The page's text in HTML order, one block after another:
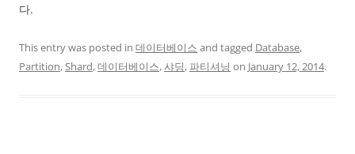
다.
This entry was posted in 데이터베이스 and tagged Database,
Partition,Shard,데이터베이스,샤딩, 파티셔닝 on January 12, 2014.